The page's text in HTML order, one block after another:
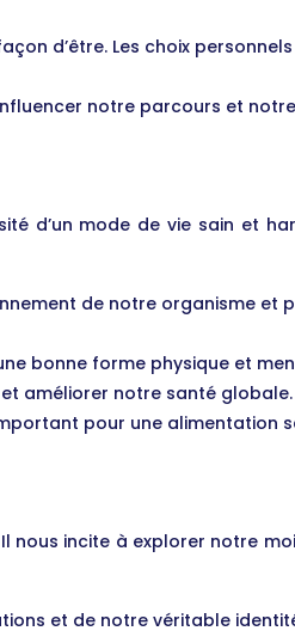
d’être. Les choix
notre parcours et
d’un mode de vie sain et
de notre organisme et
bonne forme physique et
et améliorer notre santé globale.
pour une alimentation
nous incite à explorer notre
et de notre véritable